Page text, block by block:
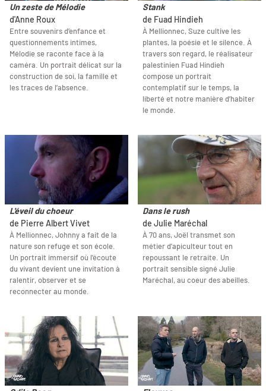
Un zeste de Mélodie
d'Anne Roux
Entre souvenirs d’enfance et
questionnements intimes,
Mélodie se raconte face à la
caméra. Un portrait délicat sur la
construction de soi, la famille et
les traces de l’absence.
Stank
de Fuad Hindieh
À Mellionnec, Suze cultive les
plantes, la poésie et le silence. À
travers son regard, le réalisateur
palestinien Fuad Hindieh
compose un portrait
contemplatif sur le temps, la
liberté et notre manière d’habiter
le monde.
L'éveil du choeur
de Pierre Albert Vivet
À Mellionnec, Johnny a fait de la
nature son refuge et son école.
Un portrait immersif où l’écoute
du vivant devient une invitation à
ralentir, observer et se
reconnecter au monde.
Dans le rush
de Julie Maréchal
À 70 ans, Joël transmet son
métier d’apiculteur tout en
repoussant le retraite. Un
portrait sensible signé Julie
Maréchal, au coeur des abeilles.